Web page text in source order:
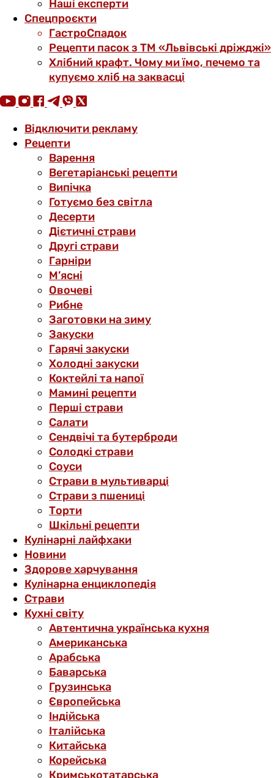
Наші експерти
Спецпроєкти
ГастроСпадок
Рецепти пасок з ТМ «Львівські дріжджі»
Хлібний крафт. Чому ми їмо, печемо та
купуємо хліб на заквасці
Відключити рекламу
Рецепти
Варення
Вегетаріанські рецепти
Випічка
Готуємо без світла
Десерти
Дієтичні страви
Другі страви
Гарніри
М’ясні
Овочеві
Рибне
Заготовки на зиму
Закуски
Гарячі закуски
Холодні закуски
Коктейлі та напої
Мамині рецепти
Перші страви
Салати
Сендвічі та бутерброди
Солодкі страви
Соуси
Страви в мультиварці
Страви з пшениці
Торти
Шкільні рецепти
Кулінарні лайфхаки
Новини
Здорове харчування
Кулінарна енциклопедія
Страви
Кухні світу
Автентична українська кухня
Американська
Арабська
Баварська
Грузинська
Європейська
Індійська
Італійська
Китайська
Корейська
Кримськотатарська